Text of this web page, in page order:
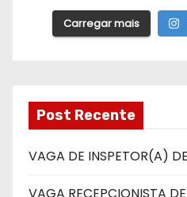
Carregar mais
Post Recente
VAGA DE INSPETOR(A)